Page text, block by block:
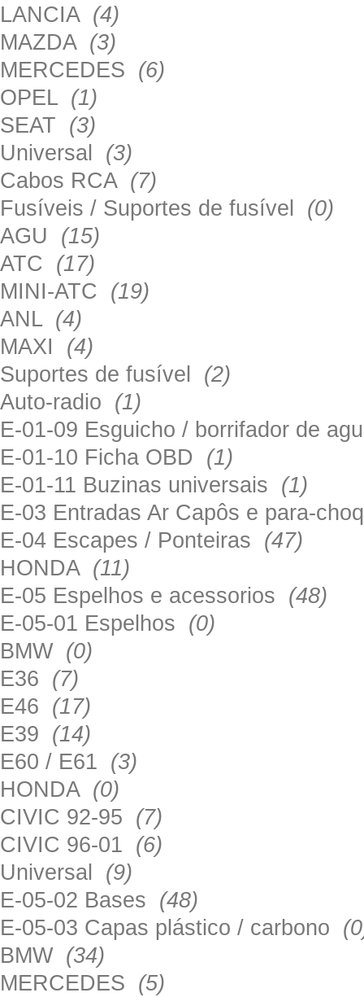
LANCIA (4)
MAZDA (3)
MERCEDES (6)
OPEL (1)
SEAT (3)
Universal (3)
Cabos RCA (7)
Fusíveis / Suportes de fusível (0)
AGU (15)
ATC (17)
MINI-ATC (19)
ANL (4)
MAXI (4)
Suportes de fusível (2)
Auto-radio (1)
E-01-09 Esguicho / borrifador de
E-01-10 Ficha OBD (1)
E-01-11 Buzinas universais (1)
E-03 Entradas Ar Capôs e para-
E-04 Escapes / Ponteiras (47)
HONDA (11)
E-05 Espelhos e acessorios (48)
E-05-01 Espelhos (0)
BMW (0)
E36 (7)
E46 (17)
E39 (14)
E60 / E61 (3)
HONDA (0)
CIVIC 92-95 (7)
CIVIC 96-01 (6)
Universal (9)
E-05-02 Bases (48)
E-05-03 Capas plástico / carbono
BMW (34)
MERCEDES (5)